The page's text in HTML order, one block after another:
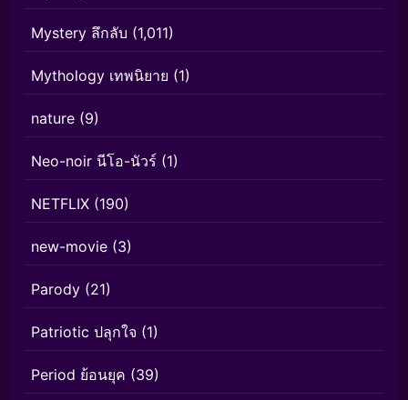
Mystery ลึกลับ (1,011)
Mythology เทพนิยาย (1)
nature (9)
Neo-noir นีโอ-นัวร์ (1)
NETFLIX (190)
new-movie (3)
Parody (21)
Patriotic ปลุกใจ (1)
Period ย้อนยุค (39)